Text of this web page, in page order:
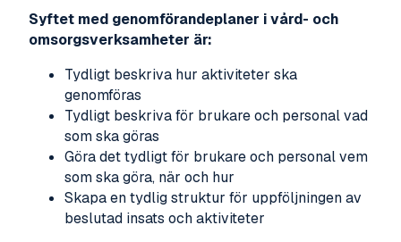
Syftet med genomförandeplaner i vård- och
omsorgsverksamheter är:
Tydligt beskriva hur aktiviteter ska
genomföras
Tydligt beskriva för brukare och personal vad
som ska göras
Göra det tydligt för brukare och personal vem
som ska göra, när och hur
Skapa en tydlig struktur för uppföljningen av
beslutad insats och aktiviteter